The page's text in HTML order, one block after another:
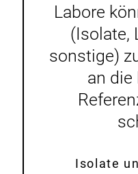
Labore
(Isolate,
sonstige)
an die
Isolate